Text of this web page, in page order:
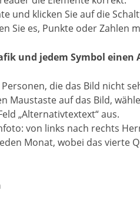
und klicken Sie auf die
Sie es, Punkte oder Zahlen
und jedem Symbol
die das Bild nicht
Maustaste auf das Bild,
„Alternativtextext“ aus.
von links nach rechts
Monat, wobei das vierte